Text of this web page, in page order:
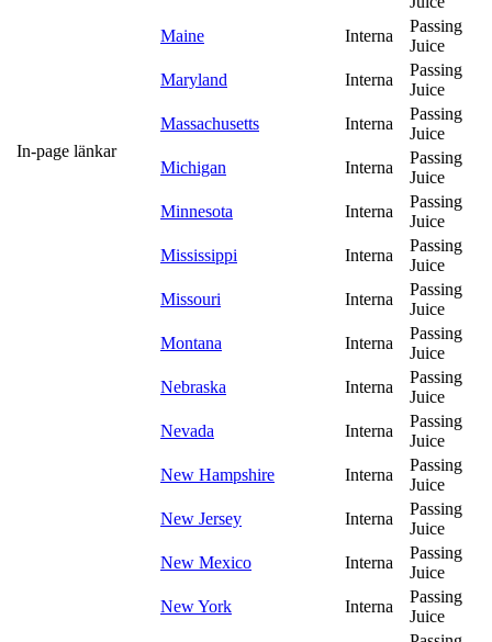
In-page länkar
Maine
Interna
Passing
Juice
Maryland
Interna
Passing
Juice
Massachusetts
Interna
Passing
Juice
Michigan
Interna
Passing
Juice
Minnesota
Interna
Passing
Juice
Mississippi
Interna
Passing
Juice
Missouri
Interna
Passing
Juice
Montana
Interna
Passing
Juice
Nebraska
Interna
Passing
Juice
Nevada
Interna
Passing
Juice
New Hampshire
Interna
Passing
Juice
New Jersey
Interna
Passing
Juice
New Mexico
Interna
Passing
Juice
New York
Interna
Passing
Juice